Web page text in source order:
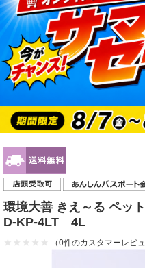
環境大善 きえ～る ペッ
D-KP-4LT 4L
（0件のカスタマーレビュ